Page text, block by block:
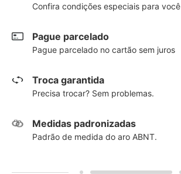
Confira condições especiais para você
Pague parcelado
Pague parcelado no cartão sem juros
Troca garantida
Precisa trocar? Sem problemas.
Medidas padronizadas
Padrão de medida do aro ABNT.